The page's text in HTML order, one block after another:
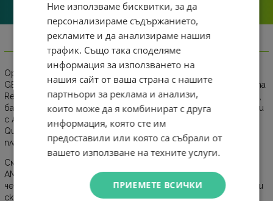
Информация
Oppo Reno 14 FS в свежия Opal Blue цвят с 12 GB RAM и 512
GB вътрешна памет е висок клас 5G смартфон от серията
Reno 14 FS, който предлага впечатляващи характеристики,
балансирана производителност и силен дизайн. Той работи
с Android 15 и ColorOS 15, а мощността му идва от
Qualcomm Snapdragon 6 Gen 1 процесор, който се справя
плавно с ежедневни задачи, мултимедия и леки игри.
Смартфонът е оборудван с ярък и детайлен 6.57-инчов
AMOLED дисплей с Full HD+ резолюция (2372 × 1080) и 120 Hz
честота на опресняване, която осигурява плавен гейминг и
скролване. Основната камера е тройна - 50 MP главен
Ние използваме бисквитки, за да
персонализираме съдържанието,
рекламите и да анализираме нашия
трафик. Също така споделяме
информация за използването на
нашия сайт от ваша страна с нашите
партньори за реклама и анализи,
които може да я комбинират с друга
информация, която сте им
предоставили или която са събрали от
вашето използване на техните услуги.
ПРИЕМЕТЕ ВСИЧКИ